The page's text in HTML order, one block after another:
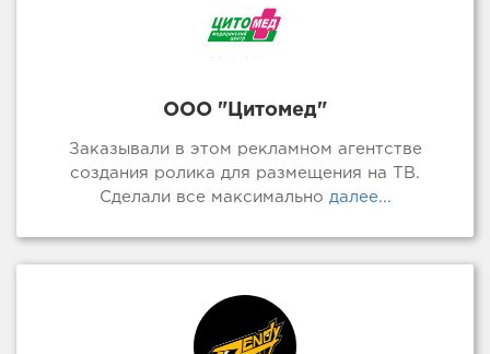
ООО "Цитомед"
Заказывали в этом рекламном агентстве
создания ролика для размещения на ТВ.
Сделали все максимально далее...